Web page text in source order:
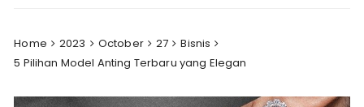
Home 2023 October 27
Bisnis
5 Pilihan Model Anting Terbaru yang Elegan